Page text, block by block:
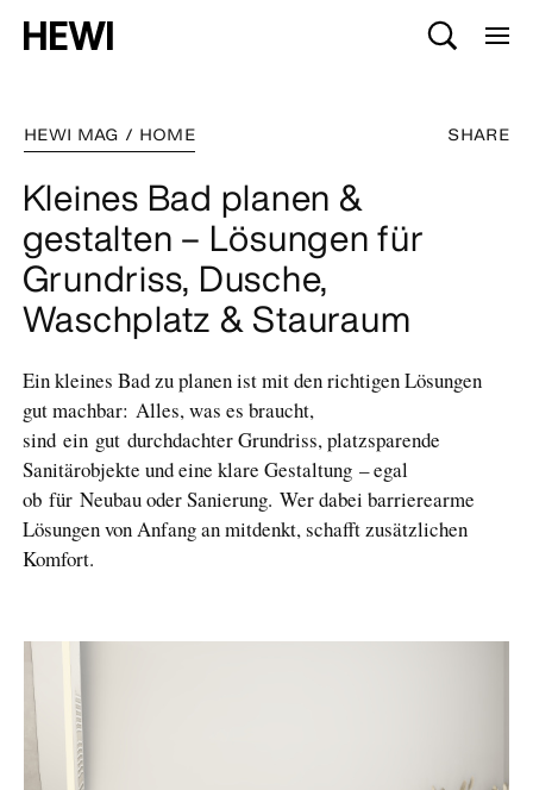
SHARE
HEWI MAG / HOME
Kleines Bad planen &
gestalten – Lösungen für
Grundriss, Dusche,
Waschplatz & Stauraum
Ein kleines Bad zu planen ist mit den richtigen Lösungen
gut machbar: Alles, was es braucht,
sind ein gutdurchdachter Grundriss, platzsparende
Sanitärobjekte und eine klare Gestaltung – egal
ob für Neubau oder Sanierung. Wer dabei barrierearme
Lösungen von Anfang an mitdenkt, schafft zusätzlichen
Komfort.